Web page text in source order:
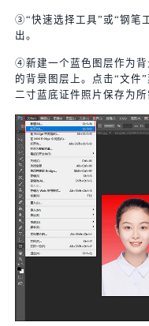
③“快速选择工具”或“钢笔
出。
④新建一个蓝色图层作为背
的背景图层上。点击“文件
二寸蓝底证件照片保存为所